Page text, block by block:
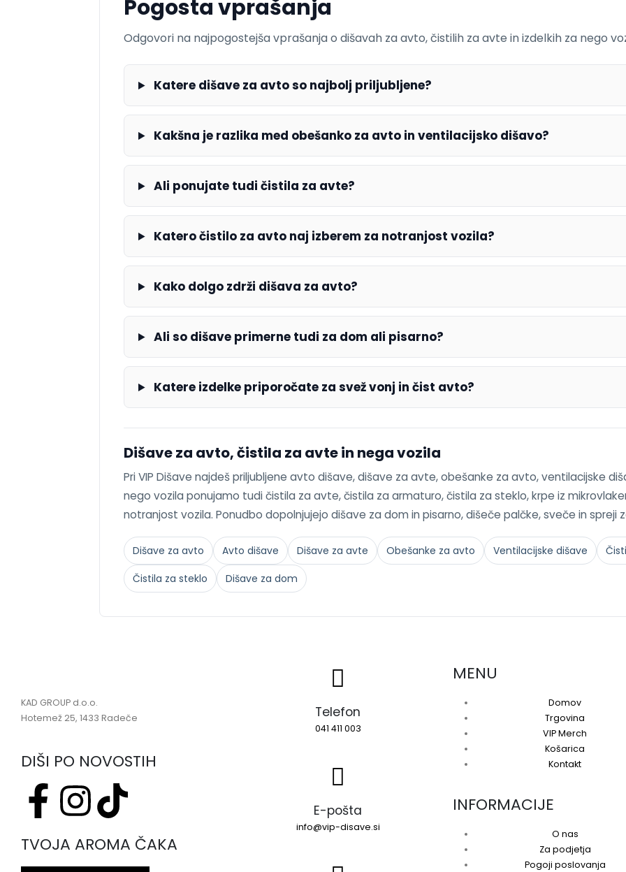
Pogosta vprašanja
Odgovori na najpogostejša vprašanja o dišavah za avto, čistilih za avte in izdelkih za nego
Katere dišave za avto so najbolj priljubljene?
Kakšna je razlika med obešanko za avto in ventilacijsko dišavo?
Ali ponujate tudi čistila za avte?
Katero čistilo za avto naj izberem za notranjost vozila?
Kako dolgo zdrži dišava za avto?
Ali so dišave primerne tudi za dom ali pisarno?
Katere izdelke priporočate za svež vonj in čist avto?
Dišave za avto, čistila za avte in nega vozila
Pri VIP Dišave najdeš priljubljene avto dišave, dišave za avte, obešanke za avto, ventilacijske
nego vozila ponujamo tudi čistila za avte, čistila za armaturo, čistila za steklo, krpe iz
notranjost vozila. Ponudbo dopolnjujejo dišave za dom in pisarno, dišeče palčke, sveče in spreji
Dišave za avto Avto dišave Dišave za avte Obešanke za avto Ventilacijske dišave
Čistila za steklo
Dišave za dom
KAD GROUP d.o.o.
Hotemež 25, 1433 Radeče
DIŠI PO NOVOSTIH
TVOJA AROMA ČAKA
Telefon
041 411 003
E-pošta
info@vip-disave.si
MENU
Domov
Trgovina
VIP Merch
Košarica
Kontakt
INFORMACIJE
O nas
Za podjetja
Pogoji poslovanja